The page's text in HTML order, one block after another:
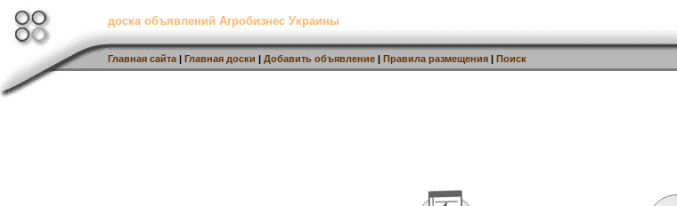
доска объявлений Агробизнес Украины
Главная сайта | Главная доски | Добавить объявление | Правила размещения | Поиск